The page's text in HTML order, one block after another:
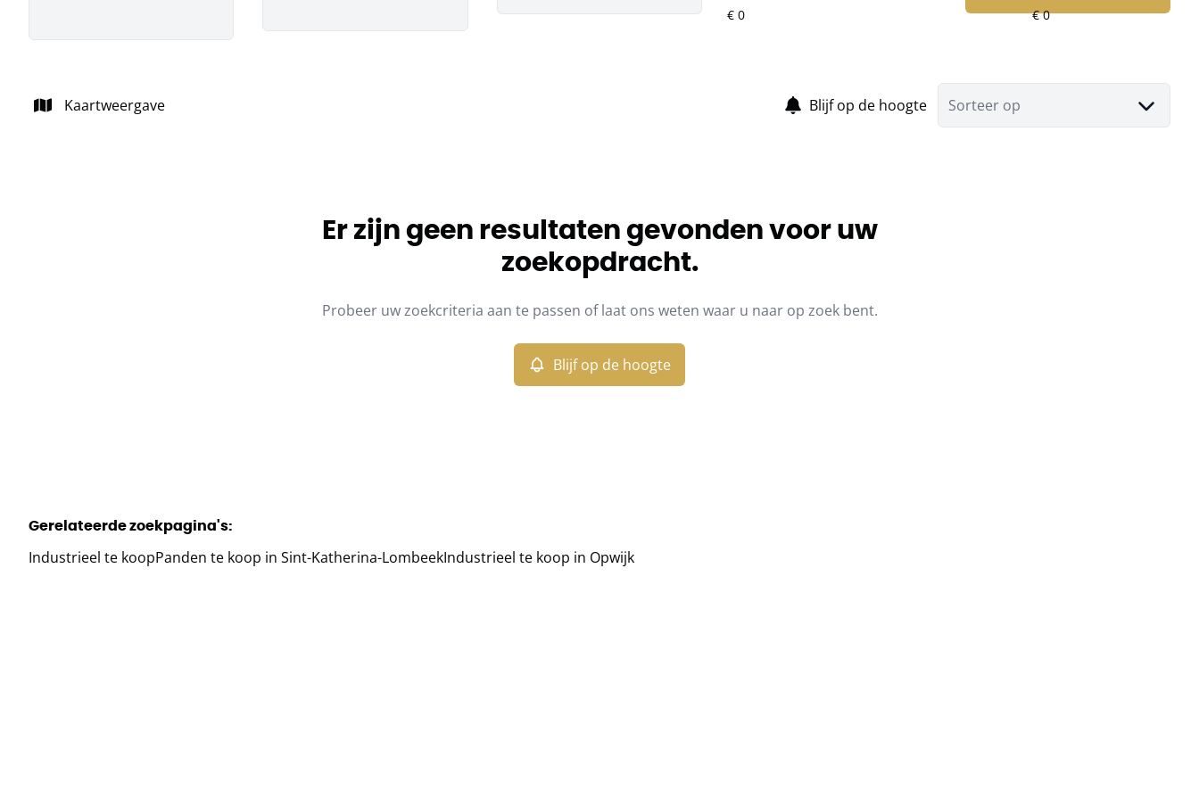
Kaartweergave Blijf op de hoogte Sorteer op
Er zijn geen resultaten gevonden voor uw
zoekopdracht.
Probeer uw zoekcriteria aan te passen of laat ons weten waar u naar op zoek bent.
Blijf op de hoogte
Gerelateerde zoekpagina's:
Industrieel te koopPanden te koop in Sint-Katherina-LombeekIndustrieel te koop in Opwijk